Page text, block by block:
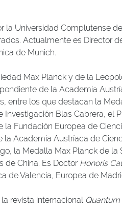
la Universidad Complutense
Actualmente es Director
de Munich.
Max Planck y de la
de la Academia
entre los que destacan la
Investigación Blas Cabrera, el
la Fundación Europea de
la Academia Austríaca de
la Medalla Max Planck de
de China. Es Doctor Honoris
de Valencia, Europea de
revista internacional